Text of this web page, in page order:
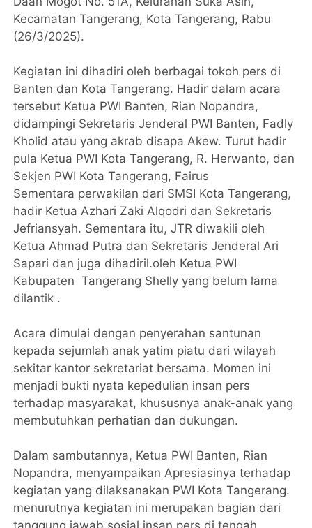
Kecamatan Tangerang, Kota Tangerang, Rabu
(26/3/2025).
Kegiatan ini dihadiri oleh berbagai tokoh pers di
Banten dan Kota Tangerang. Hadir dalam acara
tersebut Ketua PWI Banten, Rian Nopandra,
didampingi Sekretaris Jenderal PWI Banten, Fadly
Kholid atau yang akrab disapa Akew. Turut hadir
pula Ketua PWI Kota Tangerang, R. Herwanto, dan
Sekjen PWI Kota Tangerang, Fairus
Sementara perwakilan dari SMSI Kota Tangerang,
hadir Ketua Azhari Zaki Alqodri dan Sekretaris
Jefriansyah. Sementara itu, JTR diwakili oleh
Ketua Ahmad Putra dan Sekretaris Jenderal Ari
Sapari dan juga dihadiril.oleh Ketua PWI
Kabupaten Tangerang Shelly yang belum lama
dilantik .
Acara dimulai dengan penyerahan santunan
kepada sejumlah anak yatim piatu dari wilayah
sekitar kantor sekretariat bersama. Momen ini
menjadi bukti nyata kepedulian insan pers
terhadap masyarakat, khususnya anak-anak yang
membutuhkan perhatian dan dukungan.
Dalam sambutannya, Ketua PWI Banten, Rian
Nopandra, menyampaikan Apresiasinya terhadap
kegiatan yang dilaksanakan PWI Kota Tangerang.
menurutnya kegiatan ini merupakan bagian dari
tanggung jawab sosial insan pers di tengah